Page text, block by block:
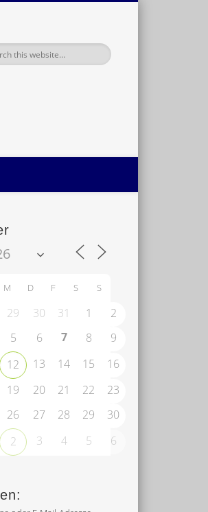
M D F S S
29 30 31 1
2
5 6 7 8
9
12 13 14 15
16
19 20 21 22
23
26 27 28 29
30
2 3 4 5 6